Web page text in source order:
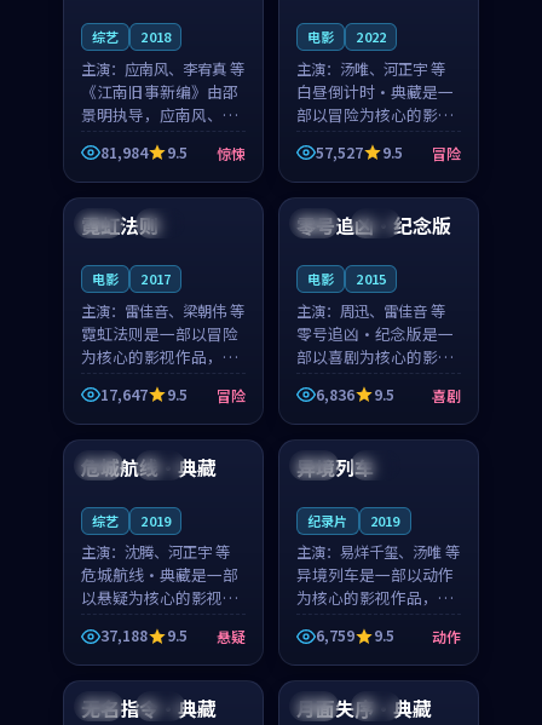
综艺 2018
主演： 应南风、李宥真 等
《江南旧事新编》由邵
景明执导，应南风、李
宥真领衔主演，是一部
2018年上映的日本惊悚
综艺。影片以邻里温情
为切入，呈现一段从初
遇到告别都浸着真实
81,984 9.5 惊悚
电影 2022
主演： 汤唯、河正宇 等
白昼倒计时·典藏是一
部以冒险为核心的影视
作品，围绕危机、反转
与人物成长展开，整体
节奏紧凑，值得推荐观
57,527 9.5 冒险
泰国 独播
霓虹法则
电影 2017
主演： 雷佳音、梁朝伟 等
霓虹法则是一部以冒险
为核心的影视作品，围
绕危机、反转与人物成
长展开，整体节奏紧
凑，值得推荐观看。
17,647 9.5 冒险
中国 院线
零号追凶·纪念版
电影 2015
主演： 周迅、雷佳音 等
零号追凶·纪念版是一
部以喜剧为核心的影视
作品，围绕危机、反转
与人物成长展开，整体
节奏紧凑，值得推荐观
6,836 9.5 喜剧
泰国 杜比
危城航线·典藏
综艺 2019
主演： 沈腾、河正宇 等
危城航线·典藏是一部
以悬疑为核心的影视作
品，围绕危机、反转与
人物成长展开，整体节
奏紧凑，值得推荐观
看。
37,188 9.5 悬疑
英国 独播
异境列车
纪录片 2019
主演： 易烊千玺、汤唯 等
异境列车是一部以动作
为核心的影视作品，围
绕危机、反转与人物成
长展开，整体节奏紧
凑，值得推荐观看。
6,759 9.5 动作
中国 完结
无名指令·典藏 法国 院线
月面失序·典藏